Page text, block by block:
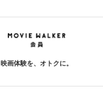
映画体験を、オトクに。